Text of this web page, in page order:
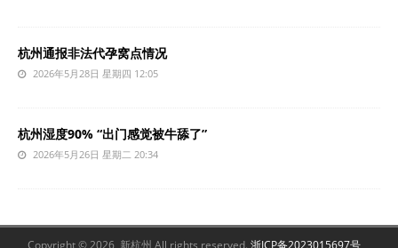
杭州通报非法代孕窝点情况
2026年5月28日 星期四 12:05
杭州湿度90% “出门感觉被牛舔了”
2026年5月26日 星期二 20:34
Copyright © 2026 新杭州 All rights reserved. 浙ICP备2023015697号